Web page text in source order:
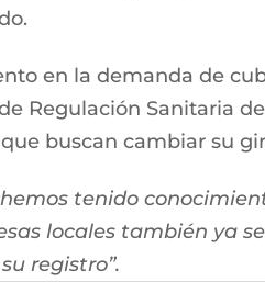
en la demanda de
Regulación Sanitaria
buscan cambiar su
hemos tenido
locales también ya
registro”.